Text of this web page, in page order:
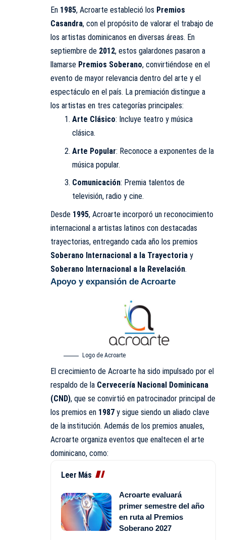
En 1985, Acroarte estableció los Premios
Casandra, con el propósito de valorar el trabajo de
los artistas dominicanos en diversas áreas. En
septiembre de 2012, estos galardones pasaron a
llamarse Premios Soberano, convirtiéndose en el
evento de mayor relevancia dentro del arte y el
espectáculo en el país. La premiación distingue a
los artistas en tres categorías principales:
Arte Clásico: Incluye teatro y música
clásica.
Arte Popular: Reconoce a exponentes de la
música popular.
Comunicación: Premia talentos de
televisión, radio y cine.
Desde 1995, Acroarte incorporó un reconocimiento
internacional a artistas latinos con destacadas
trayectorias, entregando cada año los premios
Soberano Internacional a la Trayectoria y
Soberano Internacional a la Revelación.
Apoyo y expansión de Acroarte
Logo de Acroarte
El crecimiento de Acroarte ha sido impulsado por el
respaldo de la Cervecería Nacional Dominicana
(CND), que se convirtió en patrocinador principal de
los premios en 1987 y sigue siendo un aliado clave
de la institución. Además de los premios anuales,
Acroarte organiza eventos que enaltecen el arte
dominicano, como:
Leer Más
Acroarte evaluará
primer semestre del año
en ruta al Premios
Soberano 2027